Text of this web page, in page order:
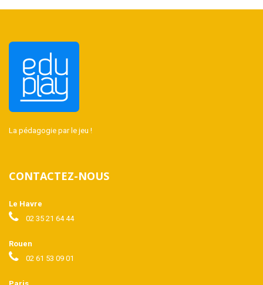
La pédagogie par le jeu !
CONTACTEZ-NOUS
Le Havre
02 35 21 64 44
Rouen
02 61 53 09 01